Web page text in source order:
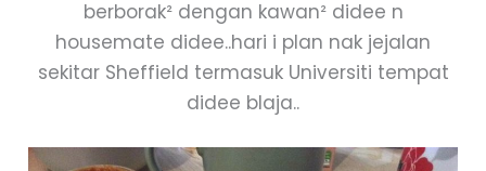
berborak² dengan kawan² didee n
housemate didee..hari i plan nak jejalan
sekitar Sheffield termasuk Universiti tempat
didee blaja..